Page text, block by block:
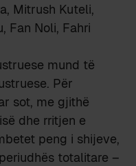
Mitrush Kuteli,
Fan Noli, Fahri
mund të
Për
sot, me gjithë
dhe rritjen e
peng i shijeve,
totalitare –